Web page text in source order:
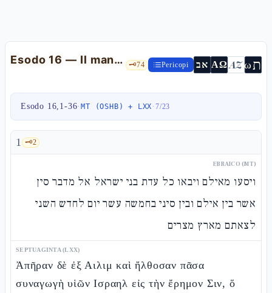
Esodo 16 — Il man, le quaglie e il primo Shabbat (prima del Sinai) 🗝️74 Pericopi אב ΑΩ AZωת
Esodo 16,1-36·MT (OSHB) + LXX·7/23
1 🗝️2
EBRAICO (MT)
ויסעו מאילם ויבאו כל עדת בני ישראל אל מדבר סין
אשר בין אילם ובין סיני בחמשה עשר יום לחדש השני
לצאתם מארץ מצרים
SEPTUAGINTA (LXX)
Ἀπῆραν δὲ ἐξ Αιλιμ καὶ ἤλθοσαν πᾶσα
συναγωγὴ υἱῶν Ισραηλ εἰς τὴν ἔρημον Σιν, ὅ